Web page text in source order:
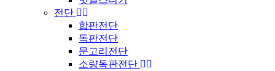
전단
합판전단
독판전단
문고리전단
소량독판전단